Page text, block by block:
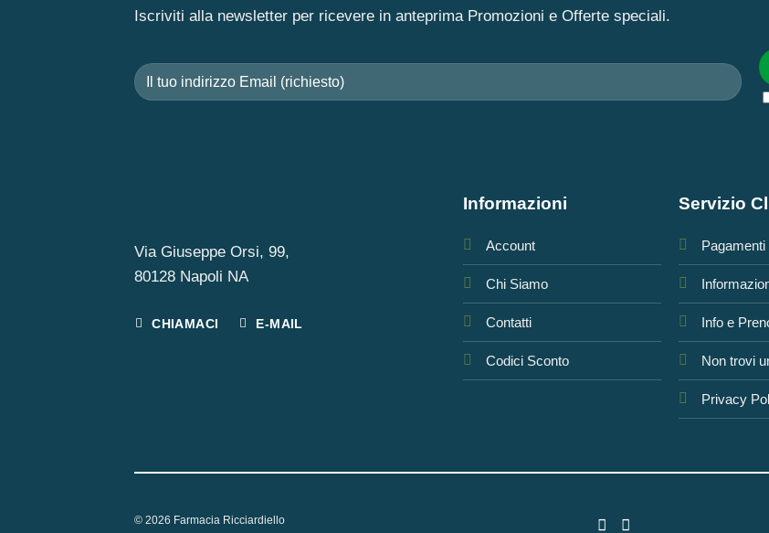
Iscriviti alla newsletter per ricevere in anteprima Promozioni e Offerte speciali.
Via Giuseppe Orsi, 99,
80128 Napoli NA
CHIAMACI E-MAIL
Informazioni
Account
Chi Siamo
Contatti
Codici Sconto
Servizio
Pagamenti
Info e
Non trovi
Privacy
© 2026 Farmacia Ricciardiello